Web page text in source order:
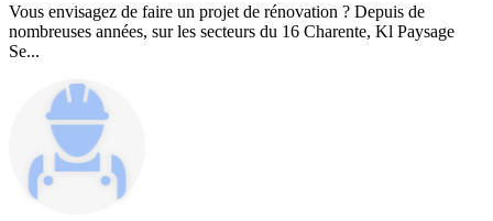
Vous envisagez de faire un projet de rénovation ? Depuis de
nombreuses années, sur les secteurs du 16 Charente, Kl Paysage
Se...